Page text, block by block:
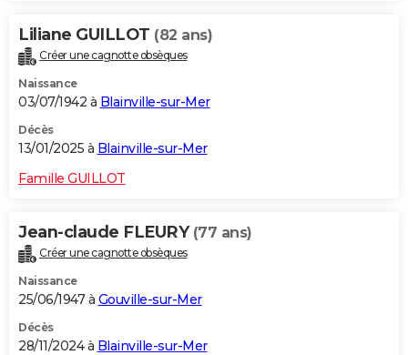
Liliane GUILLOT (82 ans)
Créer une cagnotte obsèques
Naissance
03/07/1942 à Blainville-sur-Mer
Décès
13/01/2025 à Blainville-sur-Mer
Famille GUILLOT
Jean-claude FLEURY (77 ans)
Créer une cagnotte obsèques
Naissance
25/06/1947 à Gouville-sur-Mer
Décès
28/11/2024 à Blainville-sur-Mer